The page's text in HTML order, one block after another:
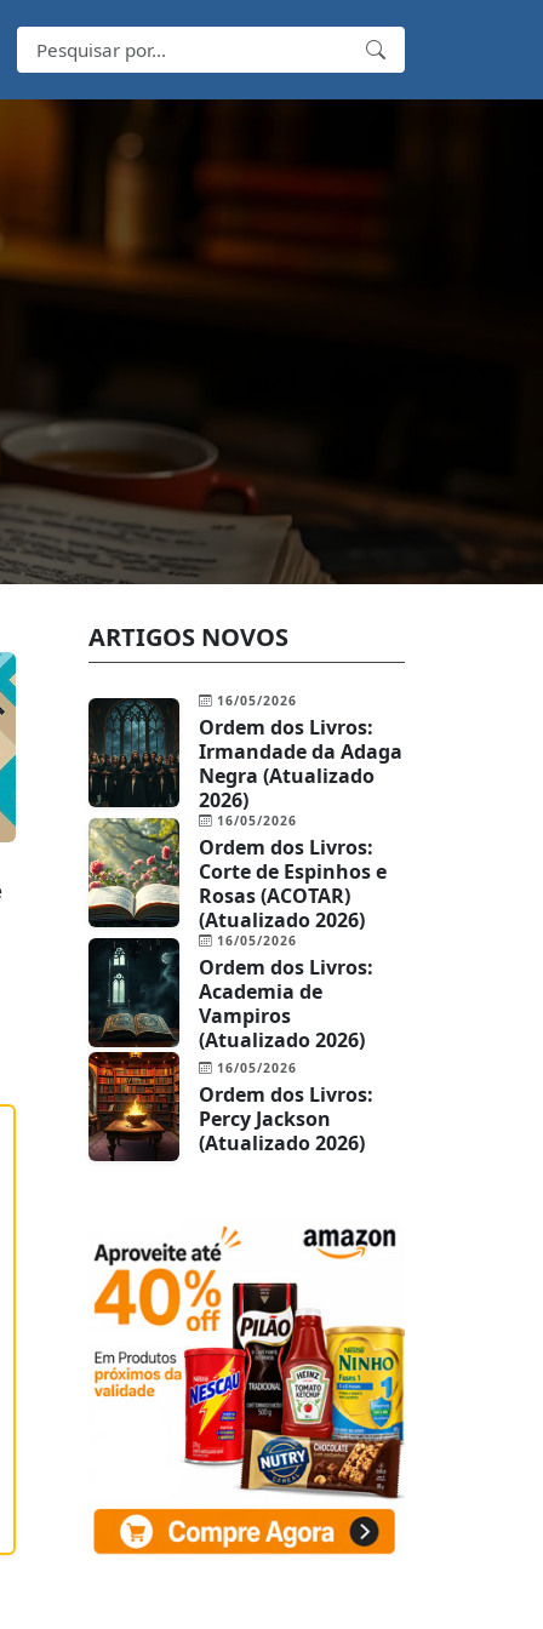
ARTIGOS NOVOS
16/05/2026
Ordem dos Livros:
Irmandade da Adaga
Negra (Atualizado
2026)
16/05/2026
Ordem dos Livros:
Corte de Espinhos e
Rosas (ACOTAR)
(Atualizado 2026)
16/05/2026
Ordem dos Livros:
Academia de
Vampiros
(Atualizado 2026)
16/05/2026
Ordem dos Livros:
Percy Jackson
(Atualizado 2026)